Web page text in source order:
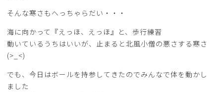
そんな寒さもへっちゃらだい・・・
海に向かって『えっほ、えっほ』と、歩行練習
動いているうちはいいが、止まると北風小僧の悪さする寒さ
(>_<)
でも、今日はボールを持参してきたのでみんなで体を動かし
ました